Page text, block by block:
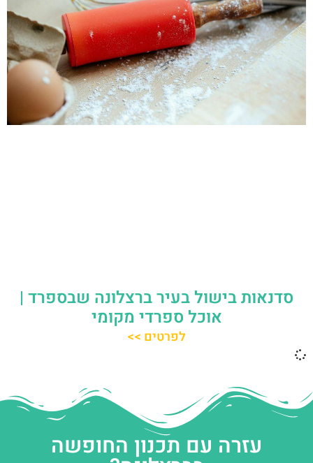
סדנאות בישול בעיר ברצלונה שבספרד |
אוכל ספרדי מקומי
לפרטים >>
עזרה עם תכנון החופשה